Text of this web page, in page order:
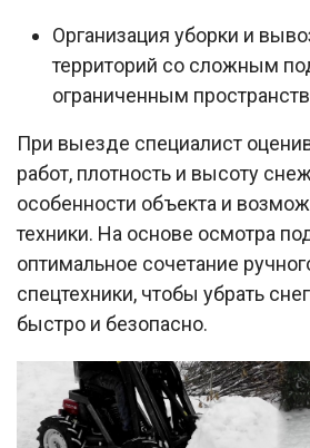
Организация уборки и
территорий со сложным
ограниченным
При выезде специалист
работ, плотность и высоту
особенности объекта и
техники. На основе осмотра
оптимальное сочетание
спецтехники, чтобы убрать
быстро и безопасно.​